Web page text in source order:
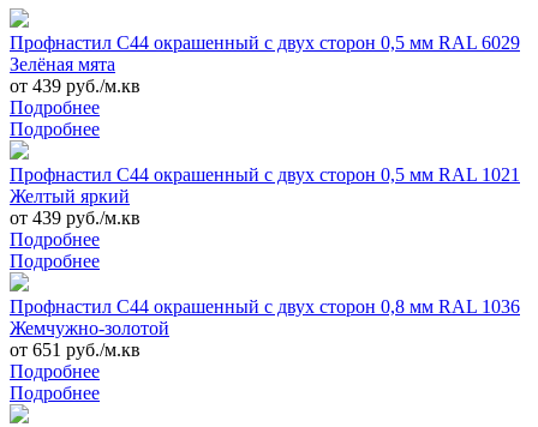
Профнастил С44 окрашенный с двух сторон 0,5 мм RAL 6029
Зелёная мята
от 439 руб./м.кв
Подробнее
Подробнее
Профнастил С44 окрашенный с двух сторон 0,5 мм RAL 1021
Желтый яркий
от 439 руб./м.кв
Подробнее
Подробнее
Профнастил С44 окрашенный с двух сторон 0,8 мм RAL 1036
Жемчужно-золотой
от 651 руб./м.кв
Подробнее
Подробнее